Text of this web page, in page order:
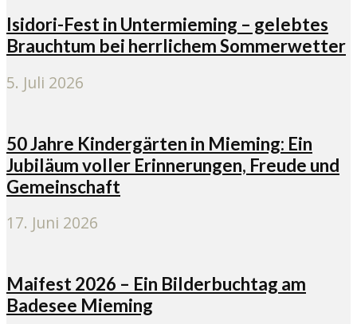
Isidori-Fest in Untermieming – gelebtes
Brauchtum bei herrlichem Sommerwetter
5. Juli 2026
50 Jahre Kindergärten in Mieming: Ein
Jubiläum voller Erinnerungen, Freude und
Gemeinschaft
17. Juni 2026
Maifest 2026 – Ein Bilderbuchtag am
Badesee Mieming